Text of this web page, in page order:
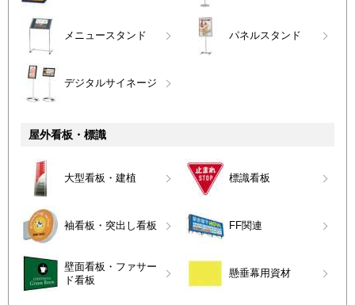
メニュースタンド パネルスタンド
デジタルサイネージ
屋外看板・標識
大型看板・建植 標識看板
袖看板・突出し看板 FF関連
壁面看板・ファサー
ド看板
懸垂幕用資材